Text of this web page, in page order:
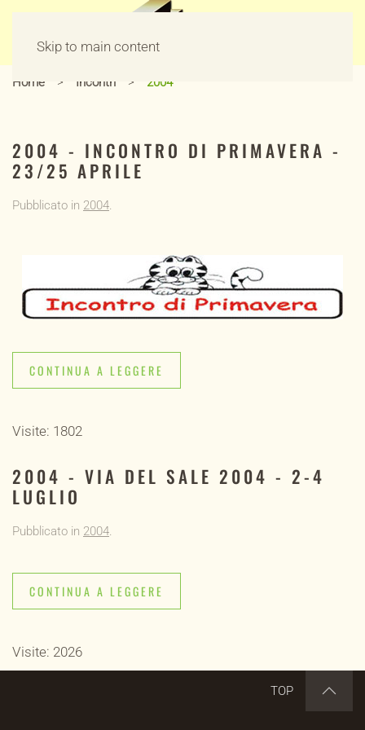
Skip to main content
Home Incontri 2004
2004 - INCONTRO DI PRIMAVERA -
23/25 APRILE
Pubblicato in 2004.
CONTINUA A LEGGERE
Visite: 1802
2004 - VIA DEL SALE 2004 - 2-4
LUGLIO
Pubblicato in 2004.
CONTINUA A LEGGERE
Visite: 2026
TOP